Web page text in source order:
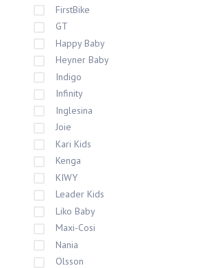
FirstBike
GT
Happy Baby
Heyner Baby
Indigo
Infinity
Inglesina
Joie
Kari Kids
Kenga
KIWY
Leader Kids
Liko Baby
Maxi-Cosi
Nania
Olsson